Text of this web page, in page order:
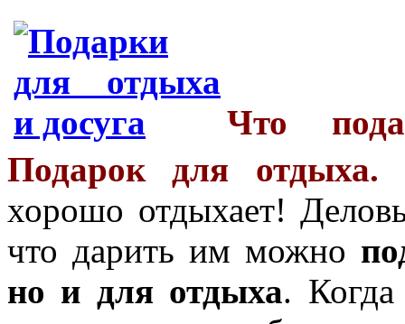
Что
Подарок для отдыха.
хорошо отдыхает!
что дарить им можно
но и для отдыха.